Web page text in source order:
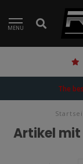
MENU
The
Artikel mit